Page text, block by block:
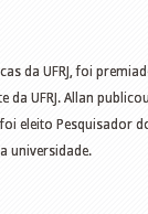
da UFRJ, foi
da UFRJ. Allan
eleito Pesquisador
universidade.